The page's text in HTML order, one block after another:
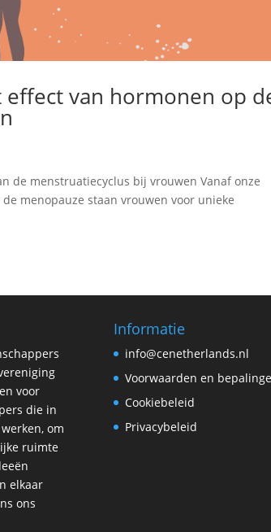
van hormonen op
de menstruatiecyclus bij vrouwen Vanaf onze
menopauze staan vrouwen voor unieke
voor
die in
om
ruimte
elkaar
ons
Informatie
info@cenetherlands.nl
Voorwaarden en
Cookiebeleid
Privacybeleid